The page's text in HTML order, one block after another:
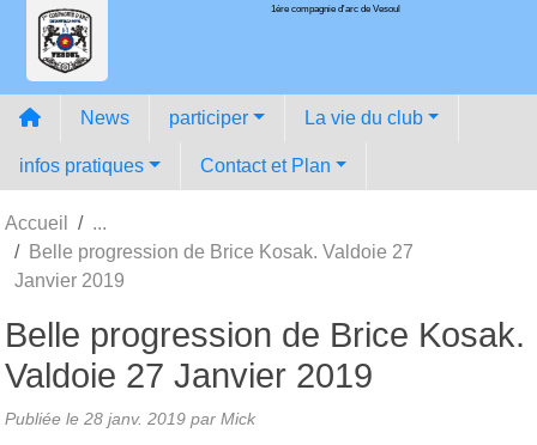
1ére compagnie d'arc de Vesoul
News participer La vie du club
infos pratiques Contact et Plan
Accueil
Belle progression de Brice Kosak. Valdoie 27
Janvier 2019
Belle progression de Brice Kosak.
Valdoie 27 Janvier 2019
Publiée le 28 janv. 2019 par Mick
Panneau de gestion des cookies